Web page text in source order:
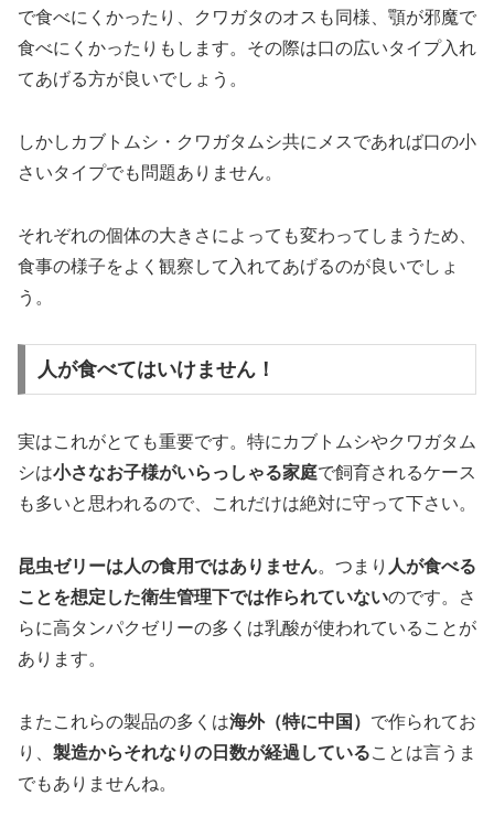
で食べにくかったり、クワガタのオスも同様、顎が邪魔で
食べにくかったりもします。その際は口の広いタイプ入れ
てあげる方が良いでしょう。
しかしカブトムシ・クワガタムシ共にメスであれば口の小
さいタイプでも問題ありません。
それぞれの個体の大きさによっても変わってしまうため、
食事の様子をよく観察して入れてあげるのが良いでしょ
う。
人が食べてはいけません！
実はこれがとても重要です。特にカブトムシやクワガタム
シは小さなお子様がいらっしゃる家庭で飼育されるケース
も多いと思われるので、これだけは絶対に守って下さい。
昆虫ゼリーは人の食用ではありません。つまり 人が食べる
ことを想定した衛生管理下では作られていないのです。さ
らに高タンパクゼリーの多くは乳酸が使われていることが
あります。
またこれらの製品の多くは海外（特に中国） で作られてお
り、 製造からそれなりの日数が経過していることは言うま
でもありませんね。